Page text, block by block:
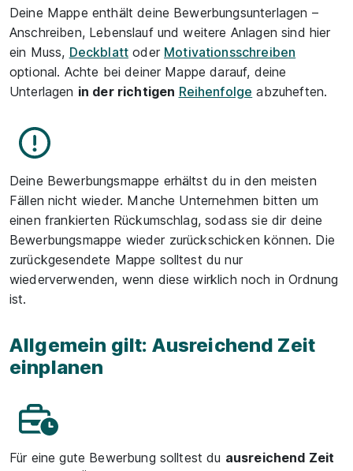
Deine Mappe enthält deine Bewerbungsunterlagen –
Anschreiben, Lebenslauf und weitere Anlagen sind hier
ein Muss, Deckblatt oder Motivationsschreiben
optional. Achte bei deiner Mappe darauf, deine
Unterlagen in der richtigen Reihenfolge abzuheften.
Deine Bewerbungsmappe erhältst du in den meisten
Fällen nicht wieder. Manche Unternehmen bitten um
einen frankierten Rückumschlag, sodass sie dir deine
Bewerbungsmappe wieder zurückschicken können. Die
zurückgesendete Mappe solltest du nur
wiederverwenden, wenn diese wirklich noch in Ordnung
ist.
Allgemein gilt: Ausreichend Zeit
einplanen
Für eine gute Bewerbung solltest du ausreichend Zeit